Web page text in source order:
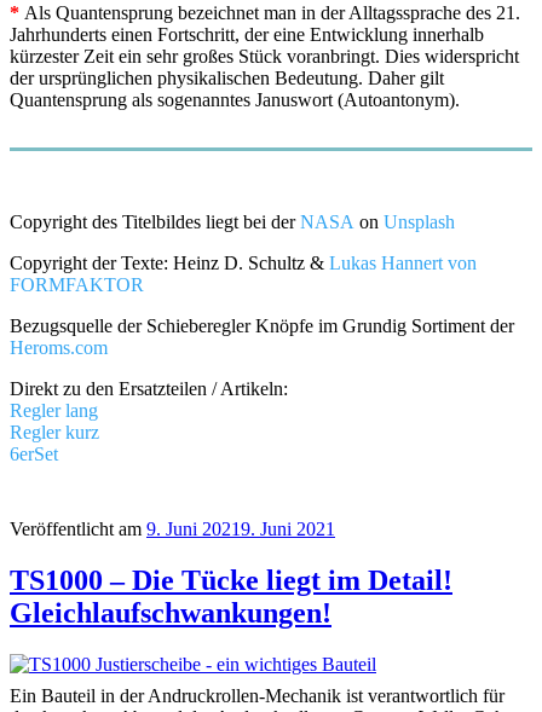
* Als Quantensprung bezeichnet man in der Alltagssprache des 21.
Jahrhunderts einen Fortschritt, der eine Entwicklung innerhalb
kürzester Zeit ein sehr großes Stück voranbringt. Dies widerspricht
der ursprünglichen physikalischen Bedeutung. Daher gilt
Quantensprung als sogenanntes Januswort (Autoantonym).
Copyright des Titelbildes liegt bei derNASA on Unsplash
Copyright der Texte: Heinz D. Schultz & Lukas Hannert von
FORMFAKTOR
Bezugsquelle der Schieberegler Knöpfe im Grundig Sortiment der
Heroms.com
Direkt zu den Ersatzteilen / Artikeln:
Regler lang
Regler kurz
6erSet
Veröffentlicht am 9. Juni 20219. Juni 2021
TS1000 – Die Tücke liegt im Detail!
Gleichlaufschwankungen!
Ein Bauteil in der Andruckrollen-Mechanik ist verantwortlich für